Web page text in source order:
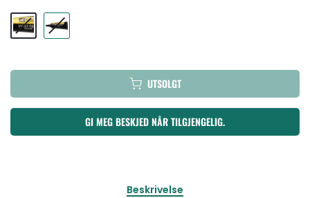
UTSOLGT
GI MEG BESKJED NÅR TILGJENGELIG.
Beskrivelse